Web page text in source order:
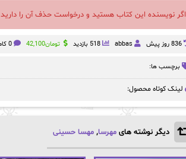
اگر نویسنده این کتاب هستید و درخواست حذف آن را دارید
836 روز پيش abbas 518 بازدید تومان42,100 0 کامنت
برچسب ها:
لینک کوتاه محصول:
دیگر نوشته های مهرسا, مهسا حسینی